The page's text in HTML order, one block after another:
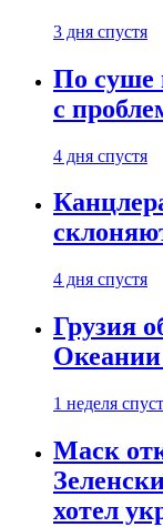
3 дня спустя
По суше
с
4 дня спустя
4 дня спустя
Грузия
Океании
1 неделя
Маск
хотел